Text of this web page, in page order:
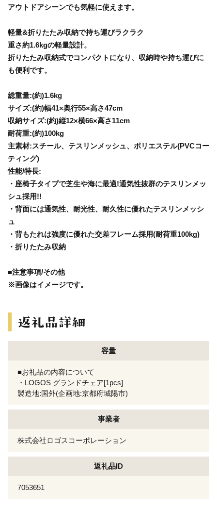
アウトドアシーンでも気軽に使えます。
軽量&折りたたみ収納で持ち運びラクラク
重さ約1.6kgの軽量設計。
折りたたみ収納式でコンパクトになり、収納時や持ち運びに
も便利です。
総重量:(約)1.6kg
サイズ:(約)幅41×奥行55×高さ47cm
収納サイズ:(約)縦12×横66×高さ11cm
耐荷重:(約)100kg
主素材:スチール、テスリンメッシュ、ポリエステル(PVCコー
ティング)
性能/特長:
・座椅子タイプで芝生や海に最適!通気性抜群のテスリンメッ
シュ採用!!
・背面には通気性、耐光性、耐久性に優れたテスリンメッシ
ュ
・背もたれは強度に優れた交差フレーム採用(耐荷重100kg)
・折りたたみ収納
■注意事項/その他
※画像はイメージです。
容量
■お礼品の内容について
・LOGOS グランドチェア[1pcs]
製造地:国外(企画地:京都府城陽市)
事業者
株式会社ロゴスコーポレーション
返礼品ID
7053651